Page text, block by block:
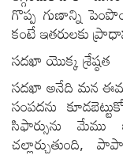
గొప్ప గుణాన్ని
కంటే ఇతరులకు
సదఖా యొక్క శ్రేష్ఠత
సదఖా అనేది మన
సంపదను
సిఫార్సును
చల్లార్చుతుంది,